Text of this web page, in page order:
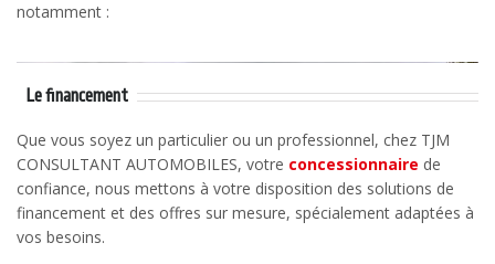
notamment :
Le financement
Que vous soyez un particulier ou un professionnel, chez TJM
CONSULTANT AUTOMOBILES, votre concessionnaire de
confiance, nous mettons à votre disposition des solutions de
financement et des offres sur mesure, spécialement adaptées à
vos besoins.